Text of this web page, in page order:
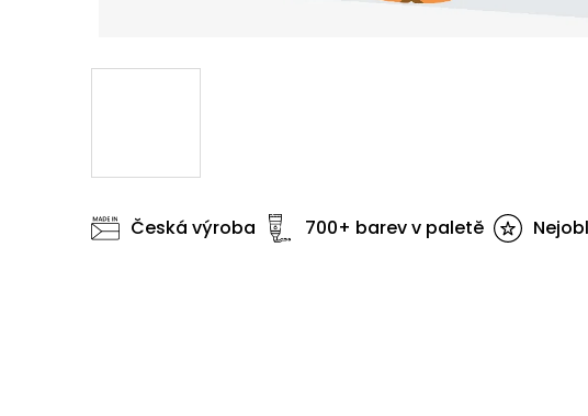
Česká výroba 700+ barev v paletě